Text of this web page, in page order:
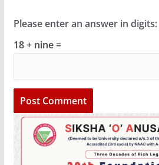
Please enter an answer in digits:
18 + nine =